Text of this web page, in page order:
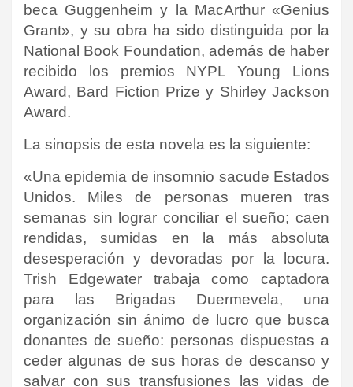
beca Guggenheim y la MacArthur «Genius
Grant», y su obra ha sido distinguida por la
National Book Foundation, además de haber
recibido los premios NYPL Young Lions
Award, Bard Fiction Prize y Shirley Jackson
Award.
La sinopsis de esta novela es la siguiente:
«Una epidemia de insomnio sacude Estados
Unidos. Miles de personas mueren tras
semanas sin lograr conciliar el sueño; caen
rendidas, sumidas en la más absoluta
desesperación y devoradas por la locura.
Trish Edgewater trabaja como captadora
para las Brigadas Duermevela, una
organización sin ánimo de lucro que busca
donantes de sueño: personas dispuestas a
ceder algunas de sus horas de descanso y
salvar con sus transfusiones las vidas de